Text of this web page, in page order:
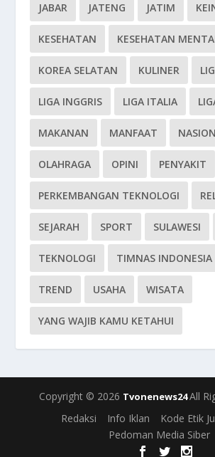
JABAR JATENG JATIM
KESEHATAN KESEHATAN
KOREA SELATAN KULINER
LIGA INGGRIS LIGA ITALIA
MAKANAN MANFAAT
OLAHRAGA OPINI PENYAKIT
PERKEMBANGAN TEKNOLOGI
SEJARAH SPORT SULAWESI
TEKNOLOGI TIMNAS INDONESIA
TREND USAHA WISATA
YANG WAJIB KAMU KETAHUI
Copyright © 2026 Tvonenews24All
Redaksi
Info Iklan
Kode Etik
Pedoman Media Siber